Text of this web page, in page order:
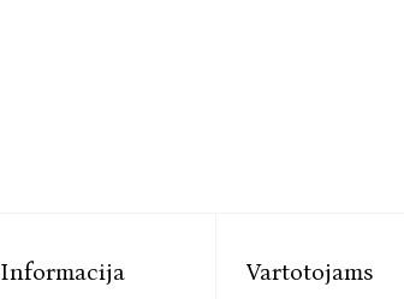
Informacija Vartotojams